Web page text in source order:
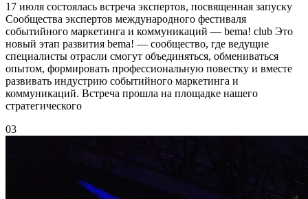
17 июля состоялась встреча экспертов, посвященная запуску
Сообщества экспертов международного фестиваля
событийного маркетинга и коммуникаций — bema! club Это
новый этап развития bema! — сообщество, где ведущие
специалисты отрасли смогут объединяться, обмениваться
опытом, формировать профессиональную повестку и вместе
развивать индустрию событийного маркетинга и
коммуникаций. Встреча прошла на площадке нашего
стратегического
03